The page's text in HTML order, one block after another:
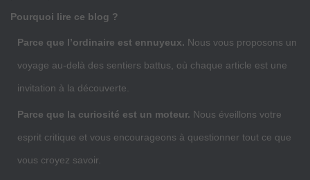
Pourquoi lire ce blog ?
Parce que l’ordinaire est ennuyeux. Nous vous proposons un
voyage au-delà des sentiers battus, où chaque article est une
invitation à la découverte.
Parce que la curiosité est un moteur. Nous éveillons votre
esprit critique et vous encourageons à questionner tout ce que
vous croyez savoir.